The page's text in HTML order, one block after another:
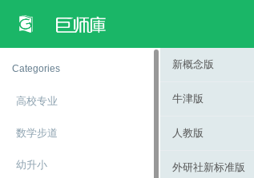
Categories
高校专​​业
数学步道
幼升小
新概念版
牛津版
人教版
外研社新标准版